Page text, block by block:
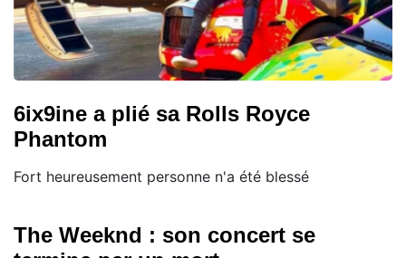
6ix9ine a plié sa Rolls Royce
Phantom
Fort heureusement personne n'a été blessé
The Weeknd : son concert se